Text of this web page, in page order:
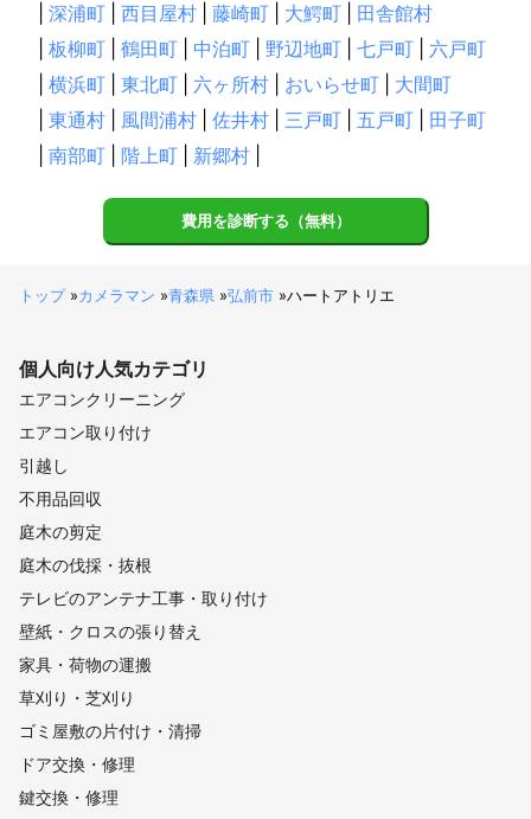
深浦町 西目屋村 藤崎町 大鰐町
田舎館村
板柳町 鶴田町 中泊町 野辺地町 七戸町
六戸町
横浜町 東北町 六ヶ所村 おいらせ町
大間町
東通村 風間浦村 佐井村 三戸町 五戸町
田子町
南部町 階上町 新郷村
費用を診断する（無料）
トップ»カメラマン »青森県 »弘前市 »ハートアトリエ
個人向け人気カテゴリ
エアコンクリーニング
エアコン取り付け
引越し
不用品回収
庭木の剪定
庭木の伐採・抜根
テレビのアンテナ工事・取り付け
壁紙・クロスの張り替え
家具・荷物の運搬
草刈り・芝刈り
ゴミ屋敷の片付け・清掃
ドア交換・修理
鍵交換・修理